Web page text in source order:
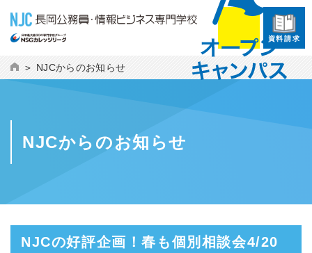
資料請求
NJCからのお知らせ
NJCからのお知らせ
NJCの好評企画！春も個別相談会4/20